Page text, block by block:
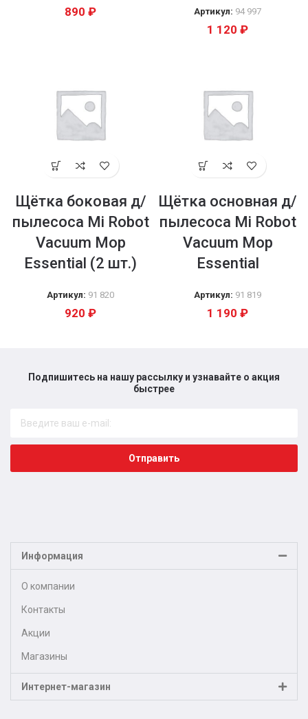
890 ₽ Артикул: 94 997
1 120 ₽
Щётка боковая д/
пылесоса Mi Robot
Vacuum Mop
Essential (2 шт.)
Артикул: 91 820
920 ₽
Щётка основная д/
пылесоса Mi Robot
Vacuum Mop
Essential
Артикул: 91 819
1 190 ₽
Подпишитесь на нашу рассылку и узнавайте о акция
быстрее​
Отправить
Информация
О компании
Контакты
Акции
Магазины
Интернет-магазин